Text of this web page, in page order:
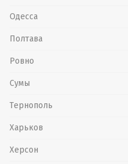
Одесса
Полтава
Ровно
Сумы
Тернополь
Харьков
Херсон